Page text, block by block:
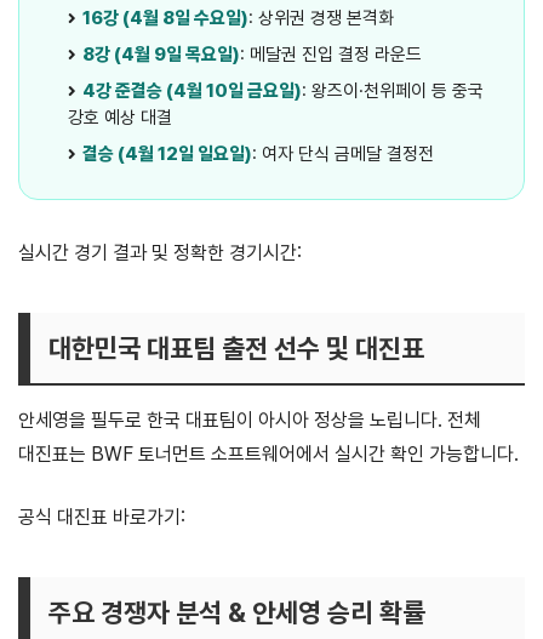
16강 (4월 8일 수요일): 상위권 경쟁 본격화
8강 (4월 9일 목요일): 메달권 진입 결정 라운드
4강 준결승 (4월 10일 금요일): 왕즈이·천위페이 등 중국
강호 예상 대결
결승 (4월 12일 일요일): 여자 단식 금메달 결정전
실시간 경기 결과 및 정확한 경기시간:
대한민국 대표팀 출전 선수 및 대진표
안세영을 필두로 한국 대표팀이 아시아 정상을 노립니다. 전체
대진표는 BWF 토너먼트 소프트웨어에서 실시간 확인 가능합니다.
공식 대진표 바로가기:
주요 경쟁자 분석 & 안세영 승리 확률